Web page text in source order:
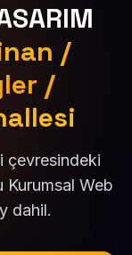
/
/
çevresindeki
Kurumsal Web
dahil.